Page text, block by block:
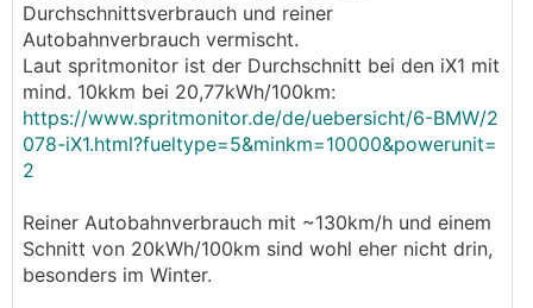
Durchschnittsverbrauch und reiner
Autobahnverbrauch vermischt.
Laut spritmonitor ist der Durchschnitt bei den iX1 mit
mind. 10kkm bei 20,77kWh/100km:
https://www.spritmonitor.de/de/uebersicht/6-BMW/2
078-iX1.html?fueltype=5&minkm=10000&powerunit=
2
Reiner Autobahnverbrauch mit ~130km/h und einem
Schnitt von 20kWh/100km sind wohl eher nicht drin,
besonders im Winter.